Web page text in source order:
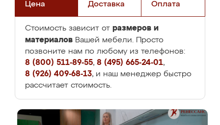
Цена Доставка Оплата
Стоимость зависит от размеров и
материалов Вашей мебели. Просто
позвоните нам по любому из телефонов:
8 (800) 511-89-55, 8 (495) 665-24-01,
8 (926) 409-68-13, и наш менеджер быстро
рассчитает стоимость.